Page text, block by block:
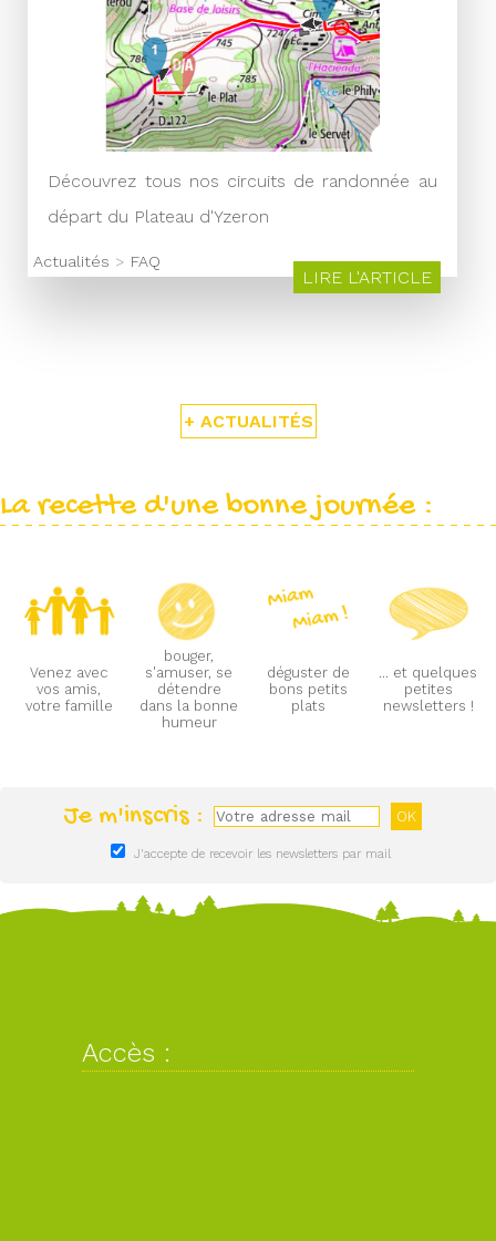
Découvrez tous nos circuits de randonnée au
départ du Plateau d'Yzeron
Actualités > FAQ
LIRE L'ARTICLE
+ ACTUALITÉS
La recette d'une bonne journée :
Venez avec
vos amis,
votre famille
bouger,
s'amuser, se
détendre
dans la bonne
humeur
déguster de
bons petits
plats
... et quelques
petites
newsletters !
Je m'inscris :
J'accepte de recevoir les newsletters par mail
Accès :